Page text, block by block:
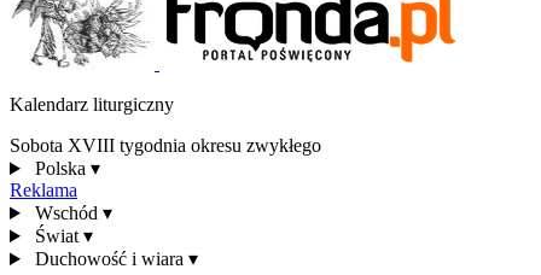
Kalendarz liturgiczny
Sobota XVIII tygodnia okresu zwykłego
Polska ▾
Reklama
Wschód ▾
Świat ▾
Duchowość i wiara ▾